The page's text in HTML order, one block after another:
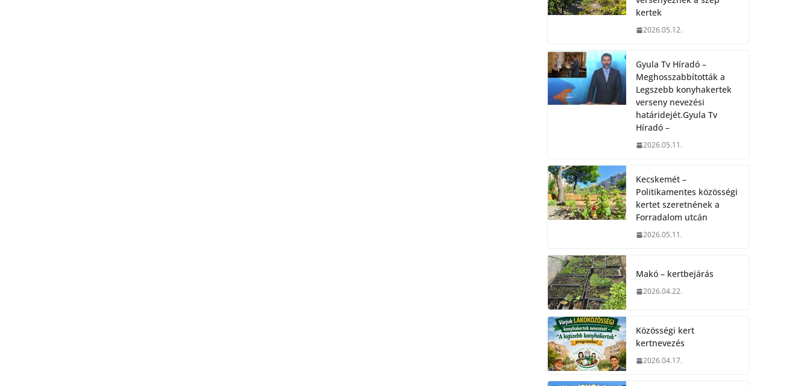
kertek
2026.05.12.
Gyula Tv Híradó –
Meghosszabbították a
Legszebb konyhakertek
verseny nevezési
határidejét.Gyula Tv
Híradó –
2026.05.11.
Kecskemét –
Politikamentes közösségi
kertet szeretnének a
Forradalom utcán
2026.05.11.
Makó – kertbejárás
2026.04.22.
Közösségi kert
kertnevezés
2026.04.17.